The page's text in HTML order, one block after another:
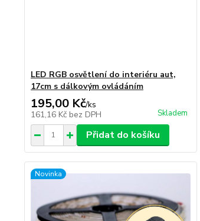
LED RGB osvětlení do interiéru aut,
17cm s dálkovým ovládáním
195,00 Kč/ks
161,16 Kč bez DPH Skladem
Přidat do košíku
Novinka